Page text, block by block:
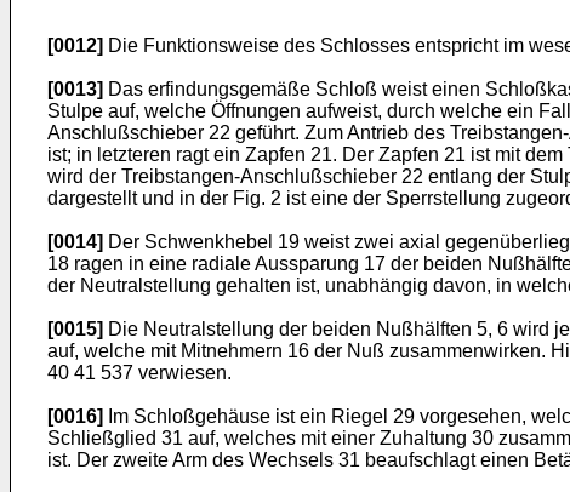
[0012] Die Funktionsweise des Schlosses entspricht im
[0013] Das erfindungsgemäße Schloß weist einen
Stulpe auf, welche Öffnungen aufweist, durch welche ein
Anschlußschieber 22 geführt. Zum Antrieb des
ist; in letzteren ragt ein Zapfen 21. Der Zapfen 21 ist mit
wird der Treibstangen-Anschlußschieber 22 entlang der
dargestellt und in der Fig. 2 ist eine der Sperrstellung
[0014] Der Schwenkhebel 19 weist zwei axial
18 ragen in eine radiale Aussparung 17 der beiden
der Neutralstellung gehalten ist, unabhängig davon, in
[0015] Die Neutralstellung der beiden Nußhälften 5, 6 wird
auf, welche mit Mitnehmern 16 der Nuß zusammenwirken.
40 41 537 verwiesen.
[0016]
Im Schloßgehäuse ist ein Riegel 29 vorgesehen,
Schließglied 31 auf, welches mit einer Zuhaltung 30
ist. Der zweite Arm des Wechsels 31 beaufschlagt einen